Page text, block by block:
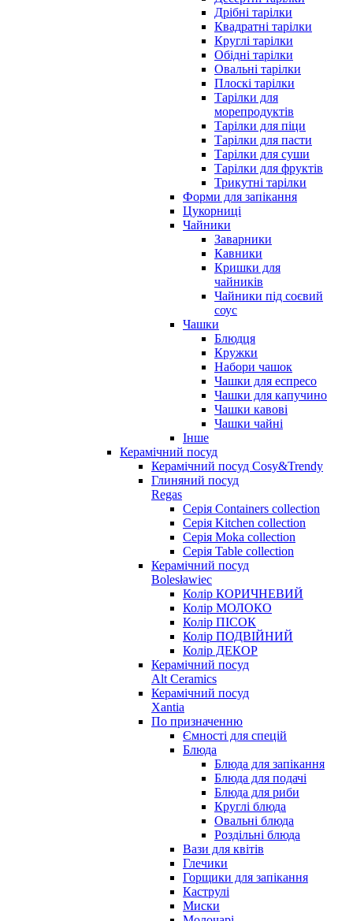
Дрібні тарілки
Квадратні тарілки
Круглі тарілки
Обідні тарілки
Овальні тарілки
Плоскі тарілки
Тарілки для
морепродуктів
Тарілки для піци
Тарілки для пасти
Тарілки для суши
Тарілки для фруктів
Трикутні тарілки
Форми для запікання
Цукорниці
Чайники
Заварники
Кавники
Кришки для
чайників
Чайники під соєвий
соус
Чашки
Блюдця
Кружки
Набори чашок
Чашки для еспресо
Чашки для капучино
Чашки кавові
Чашки чайні
Інше
Керамічний посуд
Керамічний посуд Cosy&Trendy
Глиняний посуд
Regas
Серія Containers collection
Серія Kitchen collection
Серія Moka collection
Серія Table collection
Керамічний посуд
Bolesławiec
Колір КОРИЧНЕВИЙ
Колір МОЛОКО
Колір ПІСОК
Колір ПОДВІЙНИЙ
Колір ДЕКОР
Керамічний посуд
Alt Ceramics
Керамічний посуд
Xantia
По призначенню
Ємності для спецій
Блюда
Блюда для запікання
Блюда для подачі
Блюда для риби
Круглі блюда
Овальні блюда
Роздільні блюда
Вази для квітів
Глечики
Горщики для запікання
Каструлі
Миски